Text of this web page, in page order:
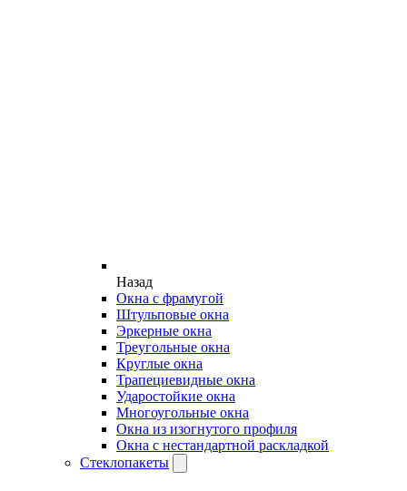
Назад
Окна с фрамугой
Штульповые окна
Эркерные окна
Треугольные окна
Круглые окна
Трапециевидные окна
Ударостойкие окна
Многоугольные окна
Окна из изогнутого профиля
Окна с нестандартной раскладкой
Стеклопакеты